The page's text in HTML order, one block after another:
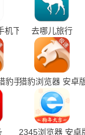
下载 去哪儿旅行
豹手机浏览器下载)
猎豹浏览器 安卓
2345浏览器 安卓